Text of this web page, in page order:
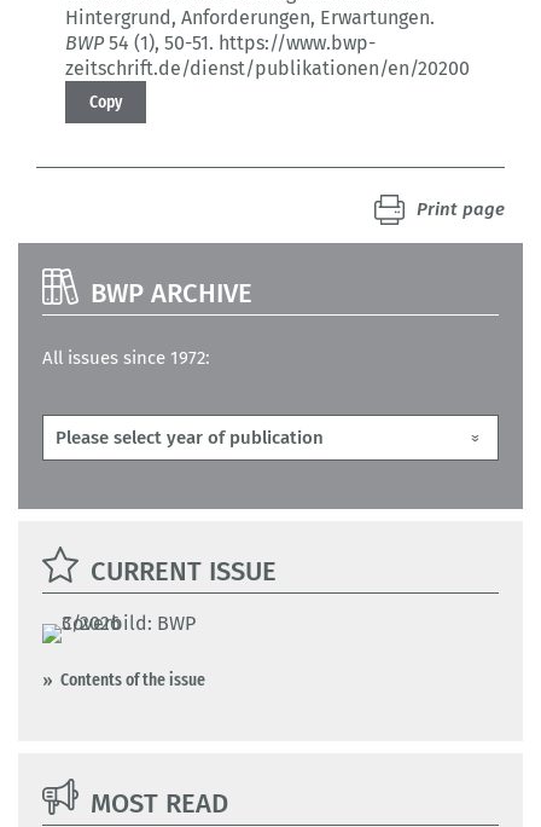
Hintergrund, Anforderungen, Erwartungen.
BWP54 (1), 50-51. https://www.bwp-
zeitschrift.de/dienst/publikationen/en/20200
Copy
Print page
BWP ARCHIVE
All issues since 1972:
CURRENT ISSUE
Contents of the issue
MOST READ